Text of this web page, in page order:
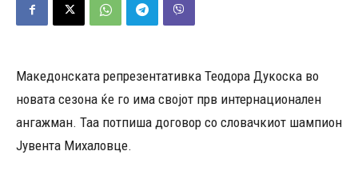
Македонската репрезентативка Теодора Дукоска во
новата сезона ќе го има својот прв интернационален
ангажман. Таа потпиша договор со словачкиот шампион
Јувента Михаловце.